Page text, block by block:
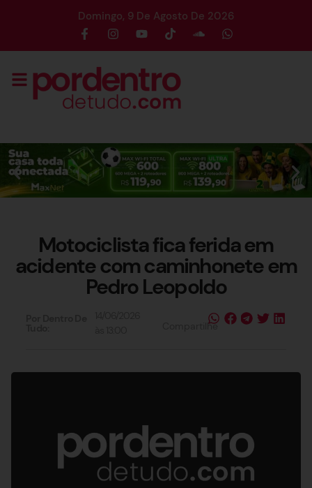
Domingo, 9 De Agosto De 2026
Motociclista fica ferida em
acidente com caminhonete em
Pedro Leopoldo
Compartilhe